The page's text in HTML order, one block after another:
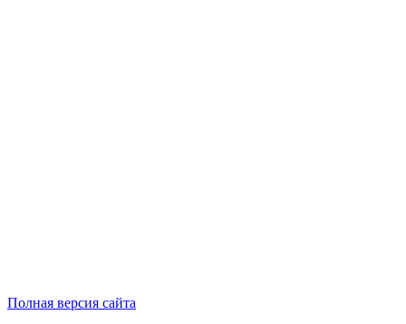
Полная версия сайта